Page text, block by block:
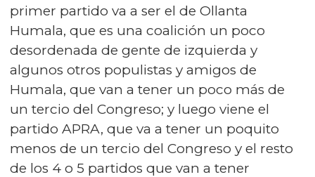
primer partido va a ser el de Ollanta
Humala, que es una coalición un poco
desordenada de gente de izquierda y
algunos otros populistas y amigos de
Humala, que van a tener un poco más de
un tercio del Congreso; y luego viene el
partido APRA, que va a tener un poquito
menos de un tercio del Congreso y el resto
de los 4 o 5 partidos que van a tener